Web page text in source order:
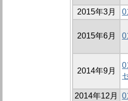
2015年3月
2015年6月
2014年9月
2014年12月